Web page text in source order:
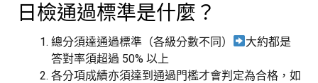
日檢通過標準是什麼？
總分須達通過標準（各級分數不同）
大約都是
答對率須超過 50% 以上
各分項成績亦須達到通過門檻才會判定為合格，如